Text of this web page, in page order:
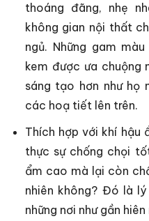
thoáng đãng, nhẹ
không gian nội thất
ngủ. Những gam
kem được ưa chuộng
sáng tạo hơn như họ
các hoạ tiết lên trên.
Thích hợp với khí hậu
thực sự chống chọi
ẩm cao mà lại còn
nhiên không? Đó là
những nơi như gần